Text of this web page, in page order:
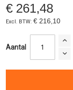
€ 261,48
€ 216,10
Aantal